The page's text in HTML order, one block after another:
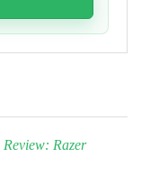
Review: Razer